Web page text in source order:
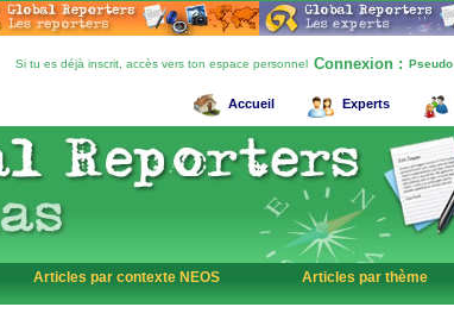
Si tu es déjà inscrit, accès vers ton espace personnel Connexion : Pseudo
Accueil Experts
Articles par contexte NEOS Articles par thème